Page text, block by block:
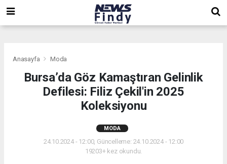
Anasayfa Moda
Bursa’da Göz Kamaştıran Gelinlik
Defilesi: Filiz Çekil'in 2025
Koleksiyonu
MODA
24.10.2024 - 12:00, Güncelleme: 24.10.2024 - 12:00
19203+ kez okundu.